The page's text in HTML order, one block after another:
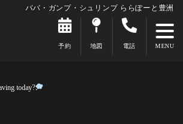
ババ・ガンプ・シュリンプ ららぽーと豊洲
予約 地図 電話
today?